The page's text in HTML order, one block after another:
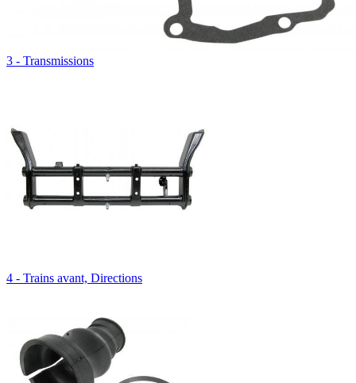
3 - Transmissions
4 - Trains avant, Directions